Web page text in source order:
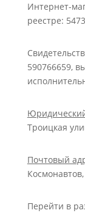
Интернет-
реестре:
590766659,
Троицкая
Почтовый
Перейти в